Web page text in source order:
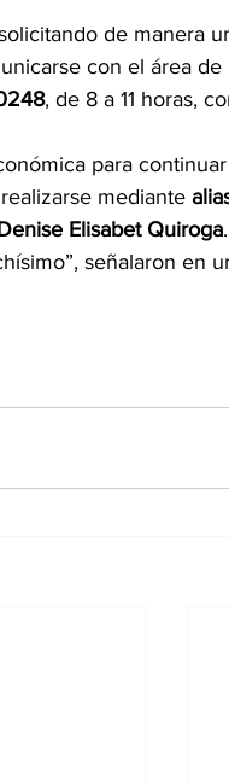
de manera
con el área de
, de 8 a 11 horas,
para
mediante
Elisabet Quiroga
señalaron en